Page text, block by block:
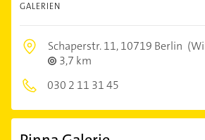
GALERIEN
Schaperstr. 11,10719 Berlin
3,7 km
030 2 11 31 45